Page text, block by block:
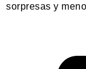
sorpresas y